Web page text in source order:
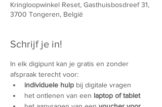
Kringloopwinkel Reset, Gasthuisbosdreef 31,
3700 Tongeren, België
Schrijf je in!
In elk digipunt kan je gratis en zonder
afspraak terecht voor:
individuele hulp bij digitale vragen
het ontlenen van een laptop of tablet